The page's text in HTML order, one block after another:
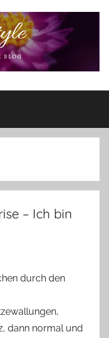
– Ich bin
durch den
dann normal und